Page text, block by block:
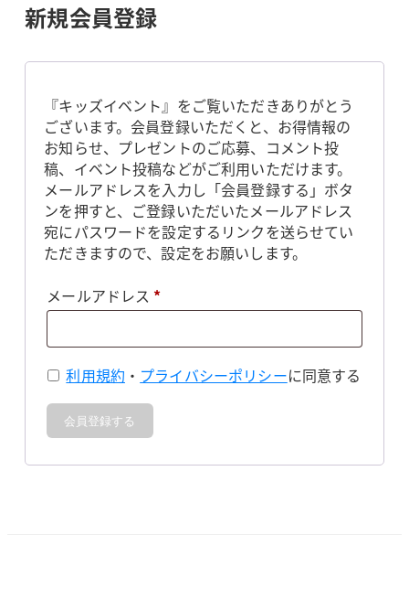
新規会員登録
『キッズイベント』をご覧いただきありがとう
ございます。会員登録いただくと、お得情報の
お知らせ、プレゼントのご応募、コメント投
稿、イベント投稿などがご利用いただけます。
メールアドレスを入力し「会員登録する」ボタ
ンを押すと、ご登録いただいたメールアドレス
宛にパスワードを設定するリンクを送らせてい
ただきますので、設定をお願いします。
メールアドレス *必
利用規約 ・ プライバシーポリシーに同意する
会員登録する